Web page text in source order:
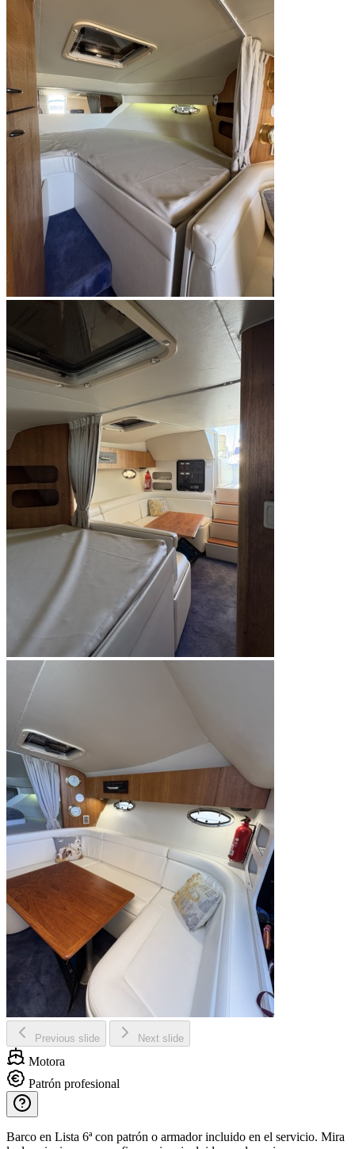
Previous slide Next slide
Motora
Patrón profesional
Barco en Lista 6ª con patrón o armador incluido en el servicio. Mira